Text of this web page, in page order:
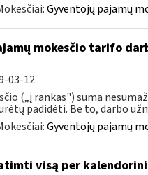
Gyventojų pajamų
mokesčio tarifo
03-12
(„į rankas") suma
padidėti. Be to, darbo
Gyventojų pajamų
visą per